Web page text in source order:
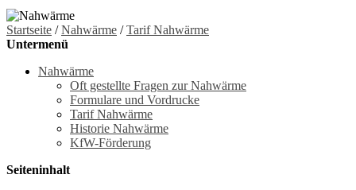
Startseite /Nahwärme /Tarif Nahwärme
Untermenü
Nahwärme
Oft gestellte Fragen zur Nahwärme
Formulare und Vordrucke
Tarif Nahwärme
Historie Nahwärme
KfW-Förderung
Seiteninhalt